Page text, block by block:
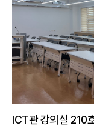
ICT관 강의실 210